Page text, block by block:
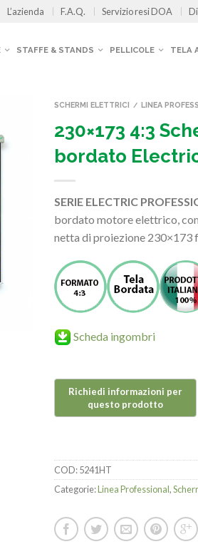
L’azienda F.A.Q. Servizio resi DOA
STAFFE & STANDS PELLICOLE TELA
SCHERMI ELETTRICI / LINEA
230×173 4:3
bordato
SERIE ELECTRIC
bordato motore elettrico,
netta di proiezione 230×173
Scheda ingombri
COD:5241HT
Categorie:Linea Professional,